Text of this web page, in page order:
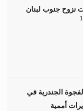
نزوح جنوب لبنان
الجندرية في
أممية